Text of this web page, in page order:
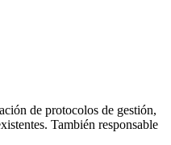
de protocolos de gestión,
También responsable